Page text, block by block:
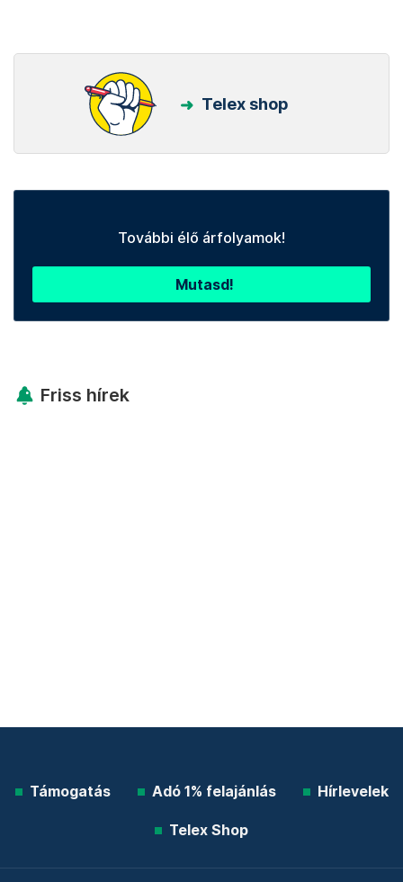
Telex shop
További élő árfolyamok!
Mutasd!
Friss hírek
Támogatás Adó 1% felajánlás Hírlevelek
Telex Shop